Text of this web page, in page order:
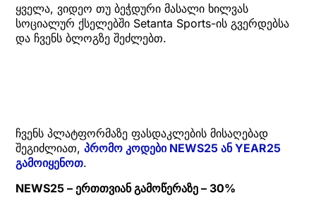
ყველა, ვიდეო თუ ბეჭდური მასალი ხილვას
სოციალურ ქსელებში Setanta Sports-ის გვერდებსა
და ჩვენს ბლოგზე შეძლებთ.
ჩვენს პლატფორმაზე ფასდაკლების მისაღებად
შეგიძლიათ, პრომო კოდები NEWS25 ან YEAR25
გამოიყენოთ.
NEWS25 – ერთთვიან გამოწერაზე – 30%